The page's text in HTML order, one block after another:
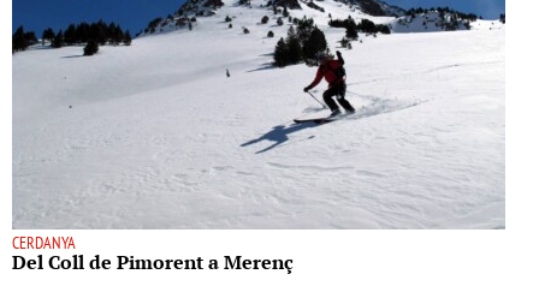
CERDANYA
Del Coll de Pimorent a Merenç